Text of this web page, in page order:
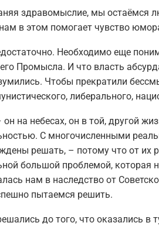
здравомыслие, мы остаёмся
в этом помогает чувство
Необходимо еще
Промысла. И что власть
Чтобы прекратили
либерального,
он на небесах, он в той, другой
С многочисленными
решать, – потому что от их
большой проблемой, которая
нам в наследство от
пытаемся решить.
до того, что оказались в